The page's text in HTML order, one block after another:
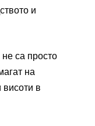
и
са просто
на
висоти в